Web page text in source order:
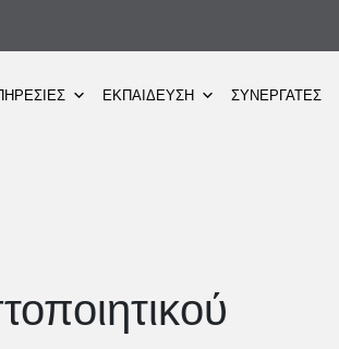
ΕΚΠΑΙΔΕΥΣΗ ΣΥΝΕΡΓΑΤΕΣ